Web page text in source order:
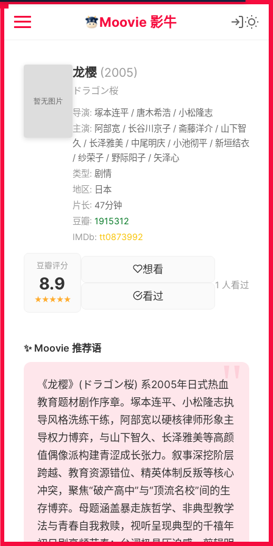
Moovie 影牛
龙樱 (2005)
ドラゴン桜
导演: 塚本连平 / 唐木希浩 / 小松隆志
主演: 阿部宽 / 长谷川京子 / 斋藤洋介 / 山下智
久 / 长泽雅美 / 中尾明庆 / 小池彻平 / 新垣结衣
/ 纱荣子 / 野际阳子 / 矢泽心
类型: 剧情
地区: 日本
片长: 47分钟
豆瓣: 1915312
IMDb: tt0873992
豆瓣评分
8.9
★★★★★
想看
看过
1 人看过
✨ Moovie 推荐语
《龙樱》(ドラゴン桜) 系2005年日式热血
教育题材剧作序章。塚本连平、小松隆志执
导风格洗练干练，阿部宽以硬核律师形象主
导权力博弈，与山下智久、长泽雅美等高颜
值偶像派构建青涩成长张力。叙事深挖阶层
跨越、教育资源错位、精英体制反叛等核心
冲突，聚焦“破产高中”与“顶流名校”间的生
存博弈。母题涵盖暴走族哲学、非典型教学
法与青春自我救赎，视听呈现典型的千禧年
初日剧高频节奏：台词极具压迫感，剪辑明